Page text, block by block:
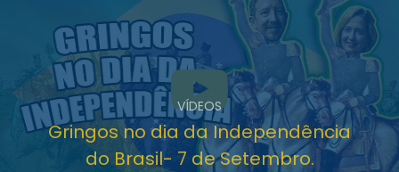
VÍDEOS
Gringos no dia da Independência
do Brasil- 7 de Setembro.